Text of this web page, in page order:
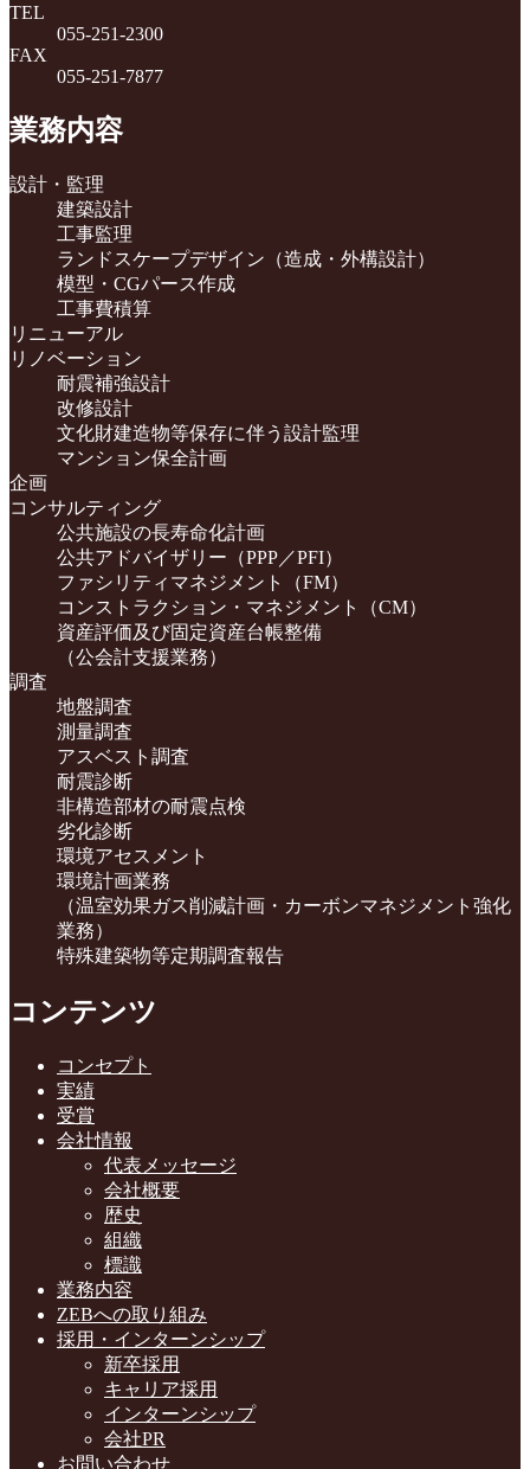
TEL
055-251-2300
FAX
055-251-7877
業務内容
設計・監理
建築設計
工事監理
ランドスケープデザイン（造成・外構設計）
模型・CGパース作成
工事費積算
リニューアル
リノベーション
耐震補強設計
改修設計
文化財建造物等保存に伴う設計監理
マンション保全計画
企画
コンサルティング
公共施設の長寿命化計画
公共アドバイザリー（PPP／PFI）
ファシリティマネジメント（FM）
コンストラクション・マネジメント（CM）
資産評価及び固定資産台帳整備
（公会計支援業務）
調査
地盤調査
測量調査
アスベスト調査
耐震診断
非構造部材の耐震点検
劣化診断
環境アセスメント
環境計画業務
（温室効果ガス削減計画・カーボンマネジメント強化
業務）
特殊建築物等定期調査報告
コンテンツ
コンセプト
実績
受賞
会社情報
代表メッセージ
会社概要
歴史
組織
標識
業務内容
ZEBへの取り組み
採用・インターンシップ
新卒採用
キャリア採用
インターンシップ
会社PR
お問い合わせ